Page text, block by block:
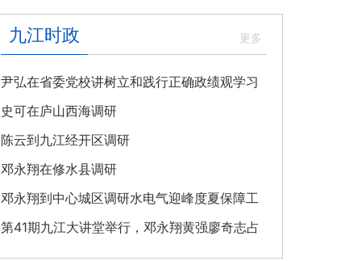
九江时政
尹弘在省委党校讲树立和践行正确政绩观学习
教育专题党课
史可在庐山西海调研
陈云到九江经开区调研
邓永翔在修水县调研
邓永翔到中心城区调研水电气迎峰度夏保障工
作
第41期九江大讲堂举行，邓永翔黄强廖奇志占
勇出席